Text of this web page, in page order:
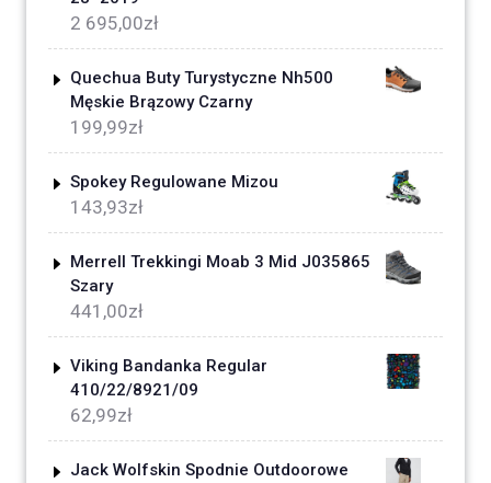
2 695,00zł
Quechua Buty Turystyczne Nh500
Męskie Brązowy Czarny
199,99zł
Spokey Regulowane Mizou
143,93zł
Merrell Trekkingi Moab 3 Mid J035865
Szary
441,00zł
Viking Bandanka Regular
410/22/8921/09
62,99zł
Jack Wolfskin Spodnie Outdoorowe